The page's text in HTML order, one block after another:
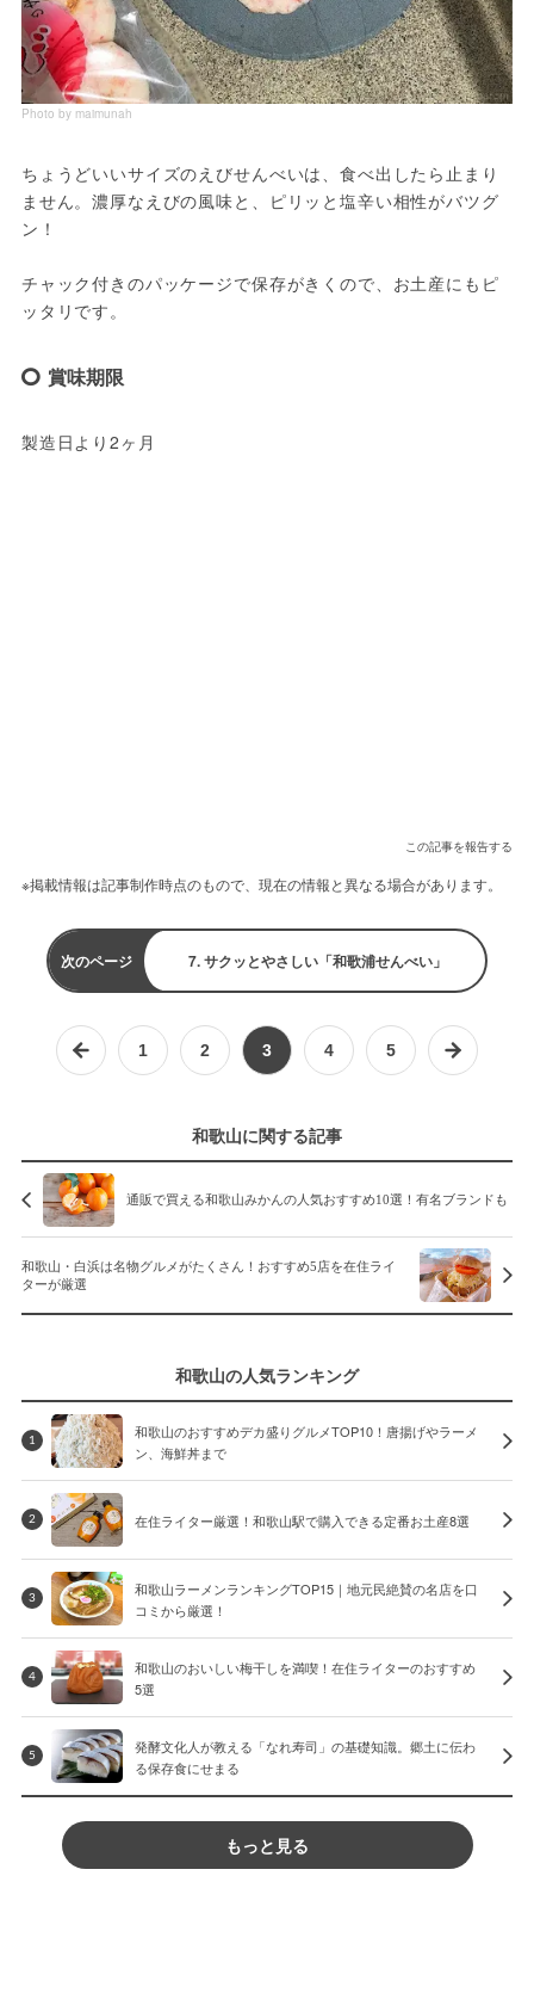
Photo by maimunah
ちょうどいいサイズのえびせんべいは、食べ出したら止まり
ません。濃厚なえびの風味と、ピリッと塩辛い相性がバツグ
ン！
チャック付きのパッケージで保存がきくので、お土産にもピ
ッタリです。
賞味期限
製造日より2ヶ月
この記事を報告する
※掲載情報は記事制作時点のもので、現在の情報と異なる場合があります。
次のページ 7. サクッとやさしい「和歌浦せんべい」
1 2 3 4 5
和歌山に関する記事
通販で買える和歌山みかんの人気おすすめ10選！有名ブランドも
和歌山・白浜は名物グルメがたくさん！おすすめ5店を在住ライ
ターが厳選
和歌山の人気ランキング
1
和歌山のおすすめデカ盛りグルメTOP10！唐揚げやラーメ
ン、海鮮丼まで
2 在住ライター厳選！和歌山駅で購入できる定番お土産8選
3
和歌山ラーメンランキングTOP15｜地元民絶賛の名店を口
コミから厳選！
4
和歌山のおいしい梅干しを満喫！在住ライターのおすすめ
5選
5
発酵文化人が教える「なれ寿司」の基礎知識。郷土に伝わ
る保存食にせまる
もっと見る